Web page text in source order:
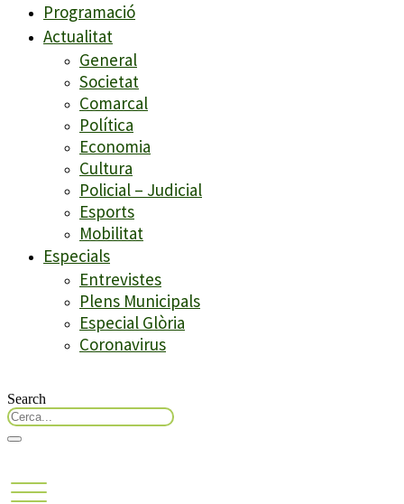
Programació
Actualitat
General
Societat
Comarcal
Política
Economia
Cultura
Policial – Judicial
Esports
Mobilitat
Especials
Entrevistes
Plens Municipals
Especial Glòria
Coronavirus
Search